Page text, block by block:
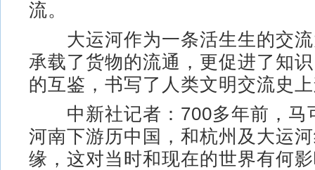
流。
大运河作为一条活生生的交流
承载了货物的流通，更促进了知
的互鉴，书写了人类文明交流史
中新社记者：700多年前，马
河南下游历中国，和杭州及大运
缘，这对当时和现在的世界有何